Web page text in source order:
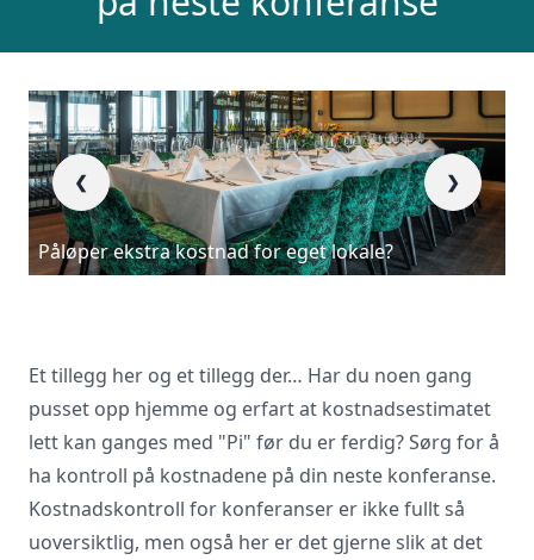
❮ ❯
Påløper ekstra kostnad for eget lokale?
Et tillegg her og et tillegg der… Har du noen gang
pusset opp hjemme og erfart at kostnadsestimatet
lett kan ganges med "Pi" før du er ferdig? Sørg for å
ha kontroll på kostnadene på din neste konferanse.
Kostnadskontroll for konferanser er ikke fullt så
uoversiktlig, men også her er det gjerne slik at det
enten skriftlig eller via telefon. Send
ring oss på 23 13 15 15.